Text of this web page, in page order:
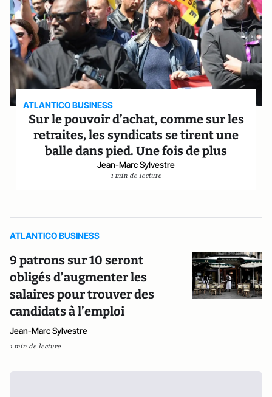
ATLANTICO BUSINESS
Sur le pouvoir d’achat, comme sur les
retraites, les syndicats se tirent une
balle dans pied. Une fois de plus
Jean-Marc Sylvestre
1 min de lecture
ATLANTICO BUSINESS
9 patrons sur 10 seront
obligés d’augmenter les
salaires pour trouver des
candidats à l’emploi
Jean-Marc Sylvestre
1 min de lecture